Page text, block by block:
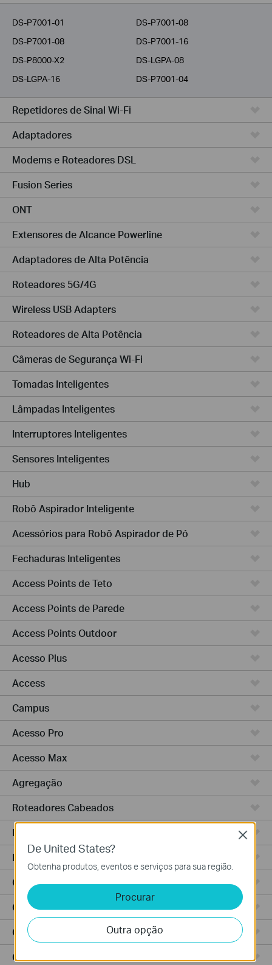
Provedores
DS-P7001-01
DS-P7001-08
DS-P7001-08
DS-P7001-16
DS-P8000-X2
DS-LGPA-08
DS-LGPA-16
DS-P7001-04
Repetidores de Sinal Wi-Fi
Adaptadores
Modems e Roteadores DSL
Fusion Series
ONT
Extensores de Alcance Powerline
Adaptadores de Alta Potência
Roteadores 5G/4G
Wireless USB Adapters
Roteadores de Alta Potência
Câmeras de Segurança Wi-Fi
Tomadas Inteligentes
Lâmpadas Inteligentes
Interruptores Inteligentes
Sensores Inteligentes
Hub
Robô Aspirador Inteligente
Acessórios para Robô Aspirador de Pó
Fechaduras Inteligentes
Access Points de Teto
Access Points de Parede
Access Points Outdoor
Acesso Plus
Access
Campus
Acesso Pro
Acesso Max
Agregação
Roteadores Cabeados
Roteadores Wi-Fi
Roteadores Integrados
Controlador Baseado em Nuvem
Controlador Hardware
Controlador Software
Câmeras IP
De United States?
Obtenha produtos, eventos e serviços para sua região.
Procurar
Outra opção
Close